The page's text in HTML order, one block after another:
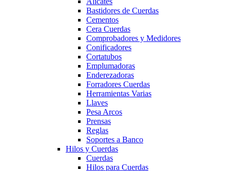
Bastidores de Cuerdas
Cementos
Cera Cuerdas
Comprobadores y Medidores
Conificadores
Cortatubos
Emplumadoras
Enderezadoras
Forradores Cuerdas
Herramientas Varias
Llaves
Pesa Arcos
Prensas
Reglas
Soportes a Banco
Hilos y Cuerdas
Cuerdas
Hilos para Cuerdas